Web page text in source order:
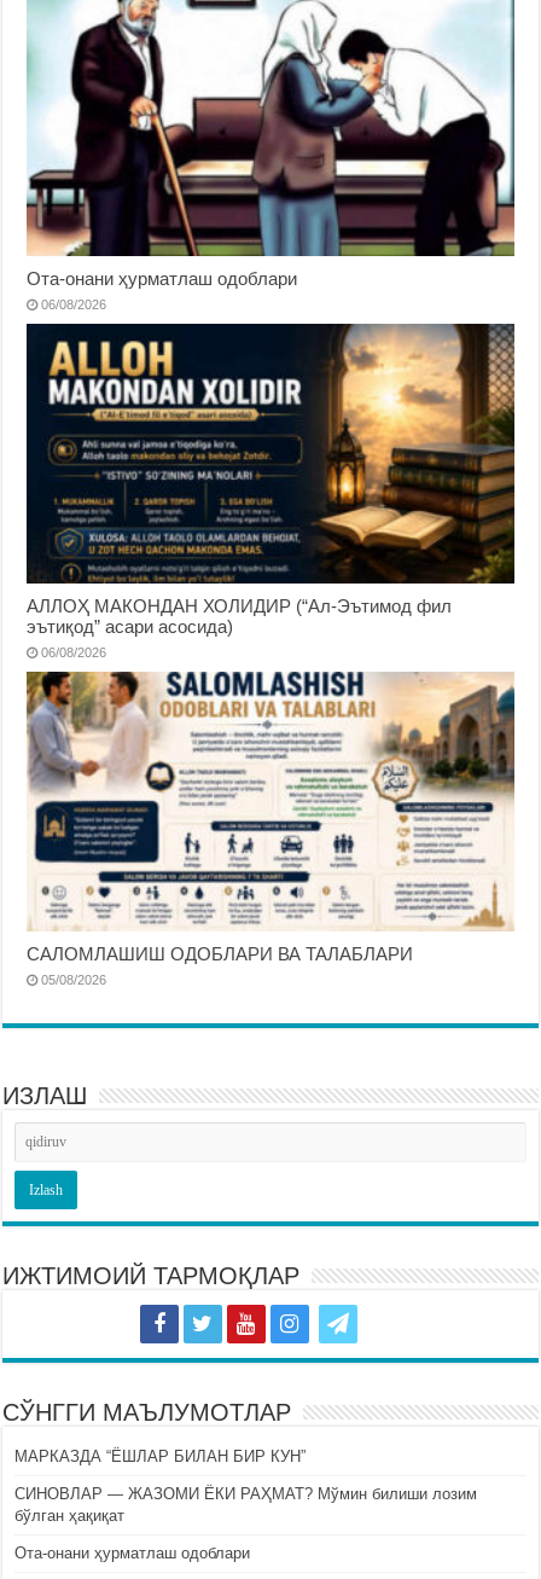
Ота-онани ҳурматлаш одоблари
06/08/2026
АЛЛОҲ МАКОНДАН ХОЛИДИР (“Ал-Эътимод фил
эътиқод” асари асосида)
06/08/2026
САЛОМЛАШИШ ОДОБЛАРИ ВА ТАЛАБЛАРИ
05/08/2026
ИЗЛАШ
ИЖТИМОИЙ ТАРМОҚЛАР
СЎНГГИ МАЪЛУМОТЛАР
МАРКАЗДА “ЁШЛАР БИЛАН БИР КУН”
СИНОВЛАР — ЖАЗОМИ ЁКИ РАҲМАТ? Мўмин билиши лозим
бўлган ҳақиқат
Ота-онани ҳурматлаш одоблари